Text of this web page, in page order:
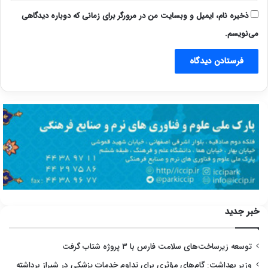
ذخیره نام، ایمیل و وبسایت من در مرورگر برای زمانی که دوباره دیدگاهی
می‌نویسم.
خبر جدید
توسعه زیرساخت‌های سلامت فارس با ۳ پروژه شتاب گرفت
وزیر بهداشت: گام‌های مؤثری برای تداوم خدمات پزشکی در شیراز برداشته